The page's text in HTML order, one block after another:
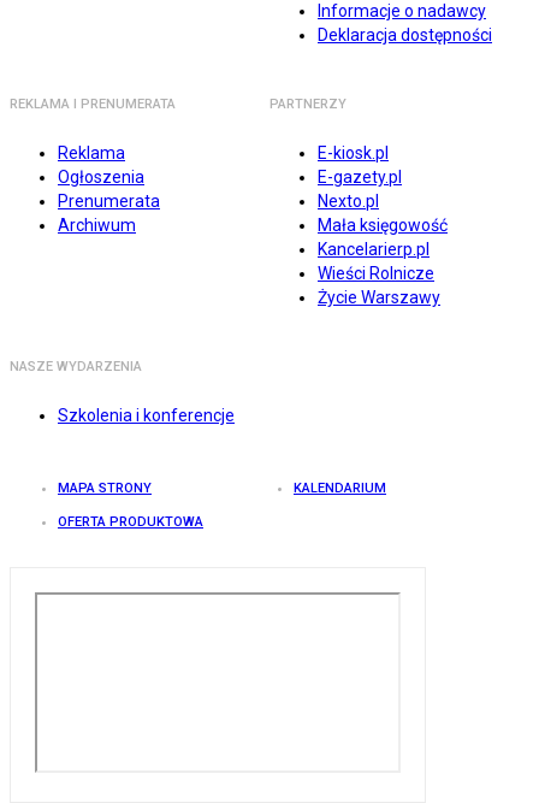
Informacje o nadawcy
Deklaracja dostępności
REKLAMA I PRENUMERATA
Reklama
Ogłoszenia
Prenumerata
Archiwum
PARTNERZY
E-kiosk.pl
E-gazety.pl
Nexto.pl
Mała księgowość
Kancelarierp.pl
Wieści Rolnicze
Życie Warszawy
NASZE WYDARZENIA
Szkolenia i konferencje
MAPA STRONY KALENDARIUM
OFERTA PRODUKTOWA